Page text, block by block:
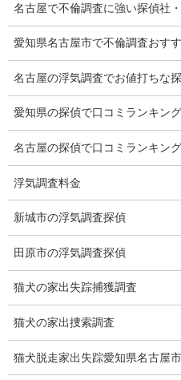
損害保険調査
会社沿革
プライバシーポリシー
探偵業法
法令遵守
推奨・提携法律事務所
ブログ
探偵エッセイ
探偵コラム
探偵日記
夫婦の信頼関係
名古屋で不倫調査に強い探偵社
愛知県名古屋市で不倫調査おす
名古屋の浮気調査でお値打ちな
愛知県の探偵で口コミランキング
名古屋の探偵で口コミランキング
浮気調査料金
新城市の浮気調査探偵
田原市の浮気調査探偵
猫犬の家出失踪捕獲調査
猫犬の家出捜索調査
猫犬脱走家出失踪愛知県名古屋市